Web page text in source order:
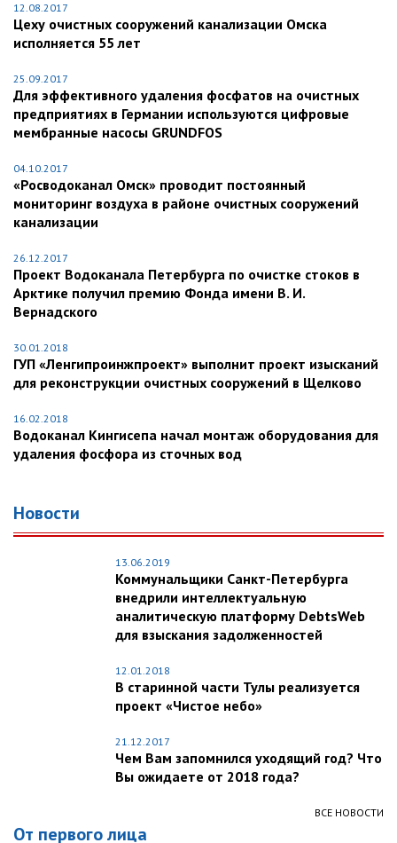
12.08.2017
Цеху очистных сооружений канализации Омска
исполняется 55 лет
25.09.2017
Для эффективного удаления фосфатов на очистных
предприятиях в Германии используются цифровые
мембранные насосы GRUNDFOS
04.10.2017
«Росводоканал Омск» проводит постоянный
мониторинг воздуха в районе очистных сооружений
канализации
26.12.2017
Проект Водоканала Петербурга по очистке стоков в
Арктике получил премию Фонда имени В. И.
Вернадского
30.01.2018
ГУП «Ленгипроинжпроект» выполнит проект изысканий
для реконструкции очистных сооружений в Щелково
16.02.2018
Водоканал Кингисепа начал монтаж оборудования для
удаления фосфора из сточных вод
Новости
13.06.2019
Коммунальщики Санкт-Петербурга
внедрили интеллектуальную
аналитическую платформу DebtsWeb
для взыскания задолженностей
12.01.2018
В старинной части Тулы реализуется
проект «Чистое небо»
21.12.2017
Чем Вам запомнился уходящий год? Что
Вы ожидаете от 2018 года?
ВСЕ НОВОСТИ
От первого лица